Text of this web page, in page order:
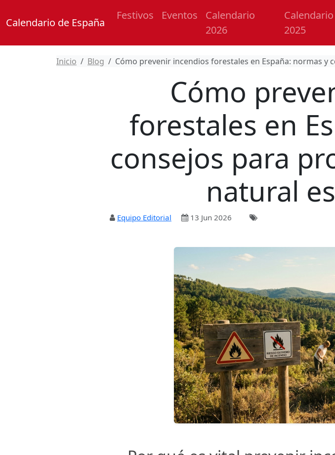
Calendario de España
Festivos Eventos
Calendario
2026
Calendario
2025
Inicio Blog Cómo prevenir incendios forestales en España: normas
Cómo
forestales en
consejos para
natural
Equipo Editorial 13 Jun 2026